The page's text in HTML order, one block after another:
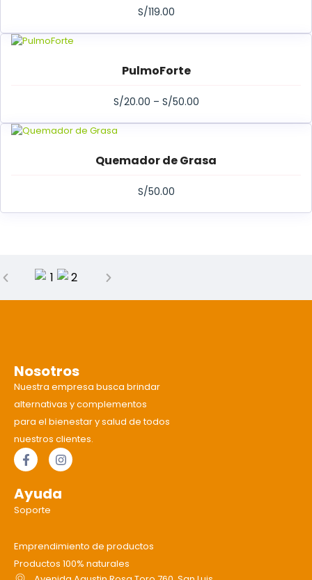
S/119.00
PulmoForte
S/20.00 – S/50.00
Quemador de Grasa
S/50.00
Nosotros
Nuestra empresa busca brindar
alternativas y complementos
para el bienestar y salud de todos
nuestros clientes.
Ayuda
Soporte
Emprendimiento de productos
Productos 100% naturales